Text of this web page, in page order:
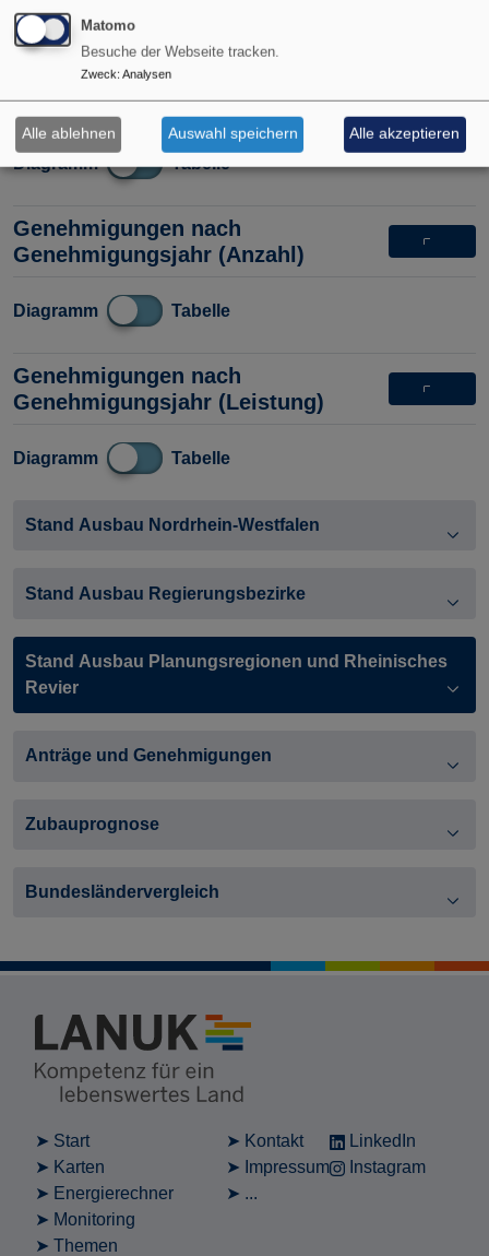
Diagramm
Altersklassen Leistung
Diagramm Tabelle
Genehmigungen nach
Genehmigungsjahr (Anzahl)
Diagramm Tabelle
Genehmigungen nach
Genehmigungsjahr (Leistung)
Diagramm Tabelle
Stand Ausbau Nordrhein-Westfalen
Stand Ausbau Regierungsbezirke
Stand Ausbau Planungsregionen und Rheinisches
Revier
Anträge und Genehmigungen
Zubauprognose
Bundesländervergleich
Start
Karten
Energierechner
Monitoring
Themen
Kontakt
Impressum
...
LinkedIn
Instagram
Matomo
Besuche der Webseite tracken.
Zweck: Analysen
Alle ablehnen Auswahl speichern Alle akzeptieren